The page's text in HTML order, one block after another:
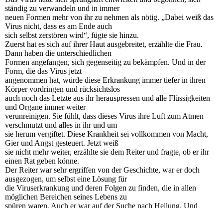
ständig zu verwandeln und in immer
neuen Formen mehr von ihr zu nehmen als nötig. „Dabei weiß das
Virus nicht, dass es am Ende auch
sich selbst zerstören wird“, fügte sie hinzu.
Zuerst hat es sich auf ihrer Haut ausgebreitet, erzählte die Frau.
Dann haben die unterschiedlichen
Formen angefangen, sich gegenseitig zu bekämpfen. Und in der
Form, die das Virus jetzt
angenommen hat, würde diese Erkrankung immer tiefer in ihren
Körper vordringen und rücksichtslos
auch noch das Letzte aus ihr herauspressen und alle Flüssigkeiten
und Organe immer weiter
verunreinigen. Sie fühlt, dass dieses Virus ihre Luft zum Atmen
verschmutzt und alles in ihr und um
sie herum vergiftet. Diese Krankheit sei vollkommen von Macht,
Gier und Angst gesteuert. Jetzt weiß
sie nicht mehr weiter, erzählte sie dem Reiter und fragte, ob er ihr
einen Rat geben könne.
Der Reiter war sehr ergriffen von der Geschichte, war er doch
ausgezogen, um selbst eine Lösung für
die Viruserkrankung und deren Folgen zu finden, die in allen
möglichen Bereichen seines Lebens zu
spüren waren. Auch er war auf der Suche nach Heilung. Und